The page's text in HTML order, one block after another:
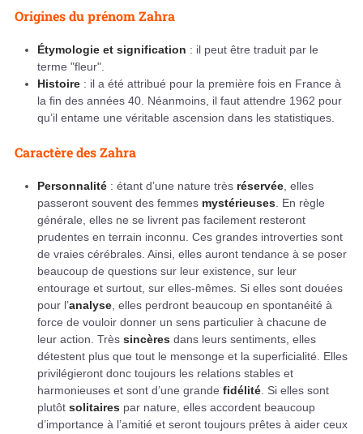
Origines du prénom Zahra
Étymologie et signification : il peut être traduit par le
terme "fleur".
Histoire : il a été attribué pour la première fois en France à
la fin des années 40. Néanmoins, il faut attendre 1962 pour
qu’il entame une véritable ascension dans les statistiques.
Caractère des Zahra
Personnalité : étant d’une nature très réservée , elles
passeront souvent des femmes mystérieuses . En règle
générale, elles ne se livrent pas facilement resteront
prudentes en terrain inconnu. Ces grandes introverties sont
de vraies cérébrales. Ainsi, elles auront tendance à se poser
beaucoup de questions sur leur existence, sur leur
entourage et surtout, sur elles-mêmes. Si elles sont douées
pour l’analyse , elles perdront beaucoup en spontanéité à
force de vouloir donner un sens particulier à chacune de
leur action. Très sincères dans leurs sentiments, elles
détestent plus que tout le mensonge et la superficialité. Elles
privilégieront donc toujours les relations stables et
harmonieuses et sont d’une grande fidélité . Si elles sont
plutôt solitaires par nature, elles accordent beaucoup
d’importance à l’amitié et seront toujours prêtes à aider ceux